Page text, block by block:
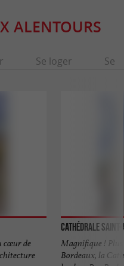
ALENTOURS
Se loger Se
cœur de
Cathédrale
Magnifique !
Bordeaux, la